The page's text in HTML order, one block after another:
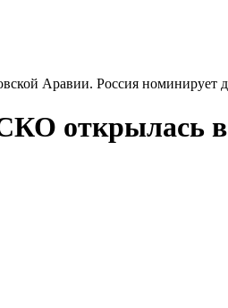
Аравии. Россия номинирует
открылась